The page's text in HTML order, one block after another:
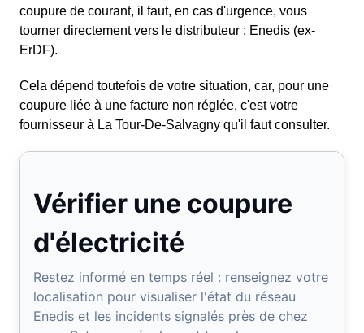
coupure de courant, il faut, en cas d'urgence, vous
tourner directement vers le distributeur : Enedis (ex-
ErDF).
Cela dépend toutefois de votre situation, car, pour une
coupure liée à une facture non réglée, c'est votre
fournisseur à La Tour-De-Salvagny qu'il faut consulter.